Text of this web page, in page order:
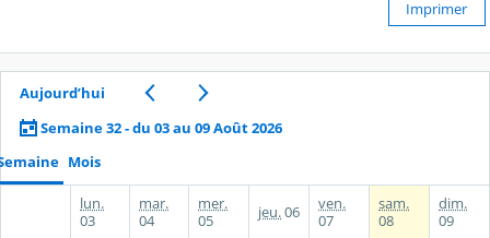
Imprimer
Aujourd’hui
Semaine 32 - du 03 au 09 Août 2026
Mois
lun.
03
mar.
04
mer.
05
jeu.06
ven.
07
sam.
08
dim.
09